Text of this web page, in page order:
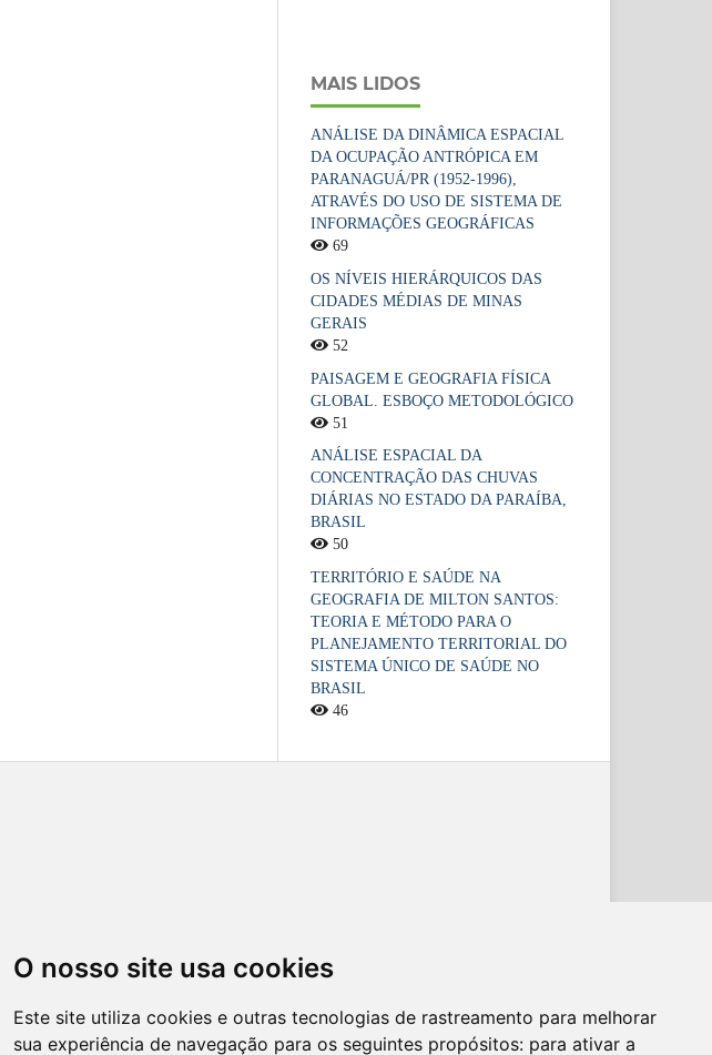
O nosso site usa cookies
Este site utiliza cookies e outras tecnologias de rastreamento para melhorar
sua experiência de navegação para os seguintes propósitos: para ativar a
MAIS LIDOS
ANÁLISE DA DINÂMICA ESPACIAL
DA OCUPAÇÃO ANTRÓPICA EM
PARANAGUÁ/PR (1952-1996),
ATRAVÉS DO USO DE SISTEMA DE
INFORMAÇÕES GEOGRÁFICAS
69
OS NÍVEIS HIERÁRQUICOS DAS
CIDADES MÉDIAS DE MINAS
GERAIS
52
PAISAGEM E GEOGRAFIA FÍSICA
GLOBAL. ESBOÇO METODOLÓGICO
51
ANÁLISE ESPACIAL DA
CONCENTRAÇÃO DAS CHUVAS
DIÁRIAS NO ESTADO DA PARAÍBA,
BRASIL
50
TERRITÓRIO E SAÚDE NA
GEOGRAFIA DE MILTON SANTOS:
TEORIA E MÉTODO PARA O
PLANEJAMENTO TERRITORIAL DO
SISTEMA ÚNICO DE SAÚDE NO
BRASIL
46